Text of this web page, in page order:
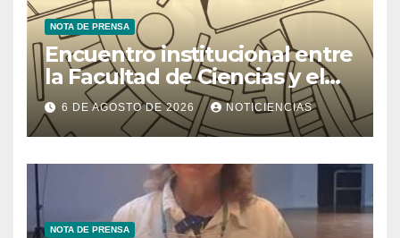
NOTA DE PRENSA
Encuentro institucional entre
la Facultad de Ciencias y el
Ministerio de Ciencia y
Tecnología
6 DE AGOSTO DE 2026 NOTICIENCIAS
NOTA DE PRENSA